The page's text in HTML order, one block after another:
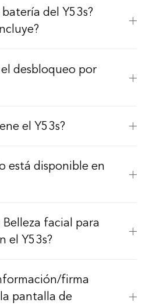
del Y53s?
desbloqueo por
el Y53s?
está disponible en
facial para
el Y53s?
firma
pantalla de